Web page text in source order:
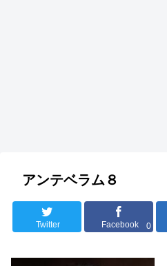
アンテベラム８
Twitter Facebook 0